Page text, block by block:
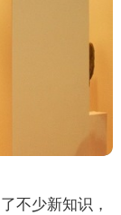
不少新知识，